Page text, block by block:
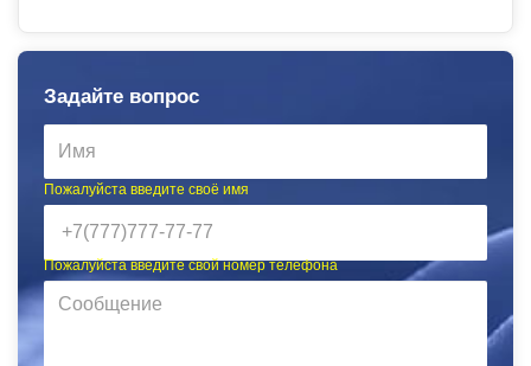
Задайте вопрос
Пожалуйста введите своё имя
Пожалуйста введите свой номер телефона